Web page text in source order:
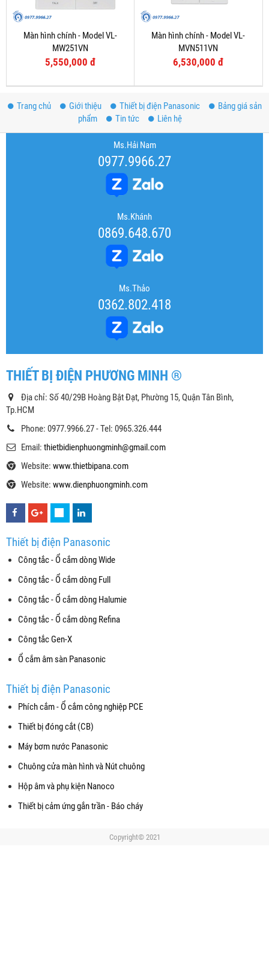
Màn hình chính - Model VL-
MW251VN
5,550,000 đ
Màn hình chính - Model VL-
MVN511VN
6,530,000 đ
Trang chủ Giới thiệu Thiết bị điện Panasonic
Bảng giá sản
phẩm
Tin tức Liên hệ
Ms.Hải Nam
0977.9966.27
Ms.Khánh
0869.648.670
Ms.Thảo
0362.802.418
THIẾT BỊ ĐIỆN PHƯƠNG MINH ®
Địa chỉ: Số 40/29B Hoàng Bật Đạt, Phường 15, Quận Tân Bình,
Tp.HCM
Phone: 0977.9966.27 - Tel: 0965.326.444
Email: thietbidienphuongminh@gmail.com
Website: www.thietbipana.com
Website: www.dienphuongminh.com
Thiết bị điện Panasonic
Công tắc - Ổ cắm dòng Wide
Công tắc - Ổ cắm dòng Full
Công tắc - Ổ cắm dòng Halumie
Công tắc - Ổ cắm dòng Refina
Công tắc Gen-X
Ổ cắm âm sàn Panasonic
Thiết bị điện Panasonic
Phích cắm - Ổ cắm công nghiệp PCE
Thiết bị đóng cắt (CB)
Máy bơm nước Panasonic
Chuông cửa màn hình và Nút chuông
Hộp âm và phụ kiện Nanoco
Thiết bị cảm ứng gắn trần - Báo cháy
Copyright© 2021